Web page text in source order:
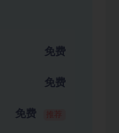
免费
免费
免费